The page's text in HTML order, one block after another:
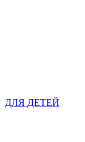
ДЛЯ ДЕТЕЙ